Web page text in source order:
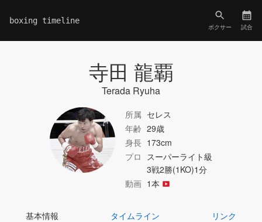
boxing timeline
ボクサー 試合
寺田 龍覇
Terada Ryuha
所属 セレス
年齢 29歳
身長 173cm
プロ スーパーライト級
3戦2勝(1KO)1分
動画 1本
基本情報 タイムライン リンク